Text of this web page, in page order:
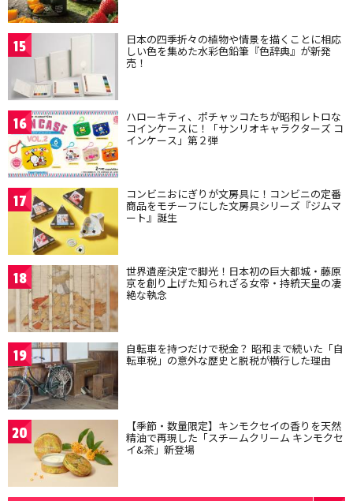
15 日本の四季折々の植物や情景を描くことに相応
しい色を集めた水彩色鉛筆『色辞典』が新発
売！
16 ハローキティ、ポチャッコたちが昭和レトロな
コインケースに！「サンリオキャラクターズ コ
インケース」第２弾
17 コンビニおにぎりが文房具に！コンビニの定番
商品をモチーフにした文房具シリーズ『ジムマ
ート』誕生
18 世界遺産決定で脚光！日本初の巨大都城・藤原
京を創り上げた知られざる女帝・持統天皇の凄
絶な執念
19 自転車を持つだけで税金？ 昭和まで続いた「自
転車税」の意外な歴史と脱税が横行した理由
20 【季節・数量限定】キンモクセイの香りを天然
精油で再現した「スチームクリーム キンモクセ
イ&茶」新登場